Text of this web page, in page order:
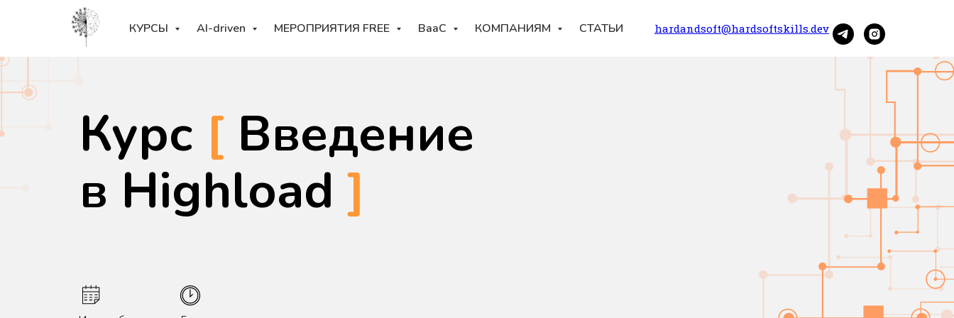
КУРСЫ AI-driven МЕРОПРИЯТИЯ FREE BaaC КОМПАНИЯМ СТАТЬИ hardandsoft@hardsoftskills.dev
Курс [ Введение
в Highload ]